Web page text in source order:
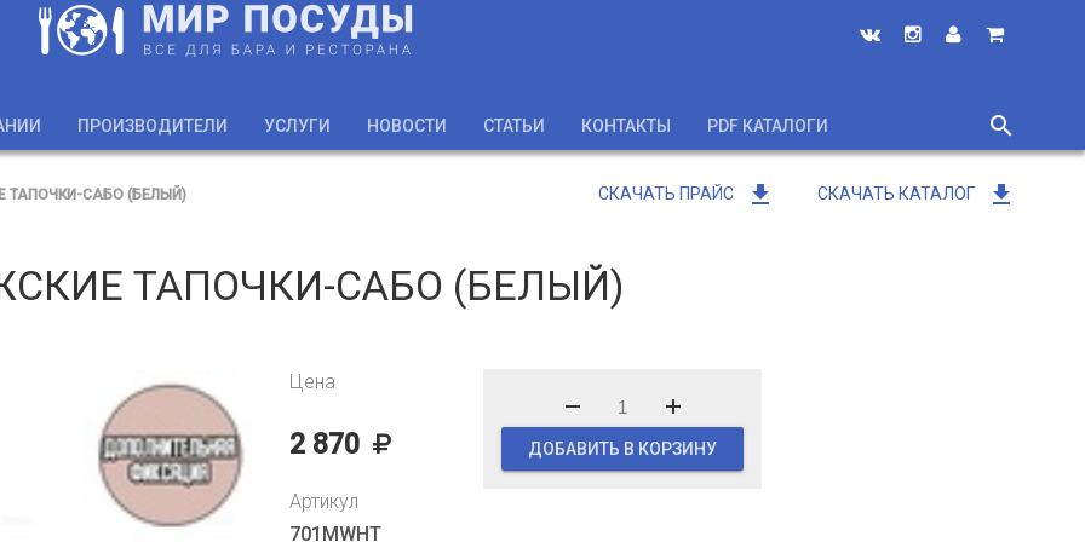
ПРОИЗВОДИТЕЛИ УСЛУГИ НОВОСТИ СТАТЬИ КОНТАКТЫ PDF КАТАЛОГИ
search
close
СКАЧАТЬ ПРАЙС get_app СКАЧАТЬ КАТАЛОГ get_app
ТАПОЧКИ-САБО (БЕЛЫЙ)
ТАПОЧКИ-САБО (БЕЛЫЙ)
Цена
2 870 ДОБАВИТЬ В КОРЗИНУ
Артикул
701MWHT